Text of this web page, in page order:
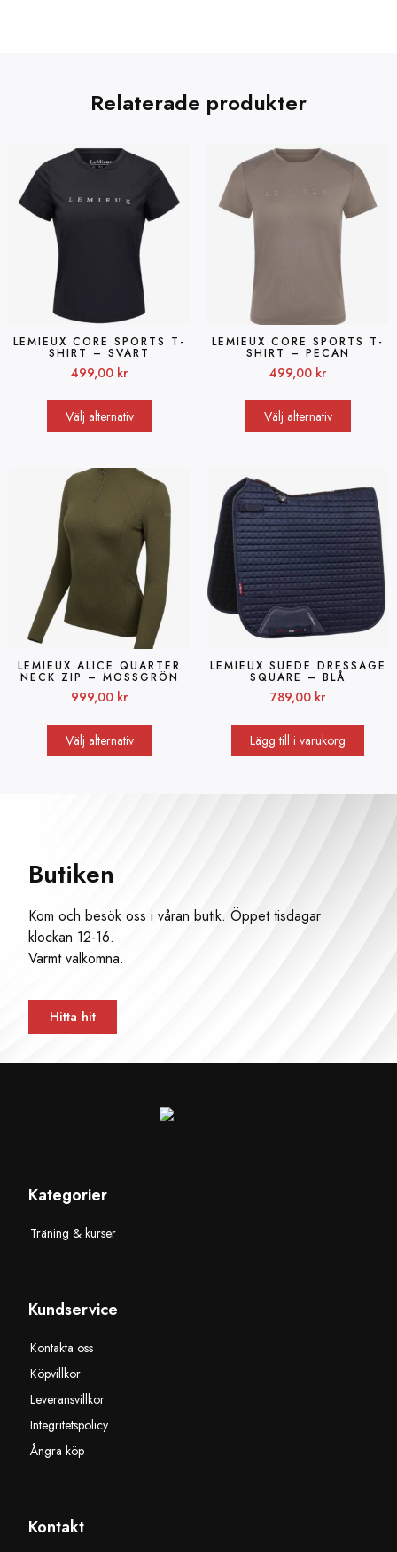
Relaterade produkter
LEMIEUX CORE SPORTS T-
SHIRT – SVART
499,00 kr
Välj alternativ
LEMIEUX CORE SPORTS T-
SHIRT – PECAN
499,00 kr
Välj alternativ
LEMIEUX ALICE QUARTER
NECK ZIP – MOSSGRÖN
999,00 kr
Välj alternativ
LEMIEUX SUEDE DRESSAGE
SQUARE – BLÅ
789,00 kr
Lägg till i varukorg
Butiken
Kom och besök oss i våran butik. Öppet tisdagar
klockan 12-16.
Varmt välkomna.
Hitta hit
Kategorier
Träning & kurser
Kundservice
Kontakta oss
Köpvillkor
Leveransvillkor
Integritetspolicy
Ångra köp
Kontakt